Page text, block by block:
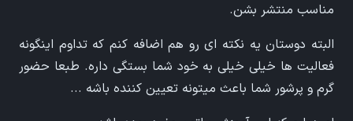
مناسب منتشر بشن.
البته دوستان یه نکته ای رو هم اضافه کنم که تداوم اینگونه
فعالیت ها خیلی خیلی به خود شما بستگی داره. طبعا حضور
گرم و پرشور شما باعث میتونه تعیین کننده باشه ...